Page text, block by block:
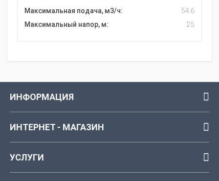
Максимальная подача, м3/ч:
54.6
Максимальный напор, м:
25
ИНФОРМАЦИЯ
ИНТЕРНЕТ - МАГАЗИН
УСЛУГИ